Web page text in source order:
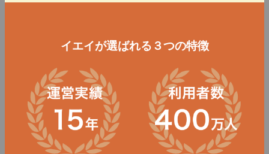
イエイが選ばれる３つの特徴